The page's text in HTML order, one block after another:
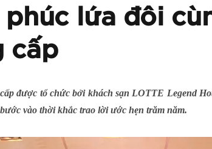
phúc lứa đôi
cấp
được tổ chức bởi khách sạn LOTTE Legend
vào thời khắc trao lời ước hẹn trăm năm.